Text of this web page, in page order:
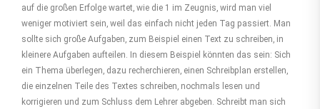
auf die großen Erfolge wartet, wie die 1 im Zeugnis, wird man viel
weniger motiviert sein, weil das einfach nicht jeden Tag passiert. Man
sollte sich große Aufgaben, zum Beispiel einen Text zu schreiben, in
kleinere Aufgaben aufteilen. In diesem Beispiel könnten das sein: Sich
ein Thema überlegen, dazu recherchieren, einen Schreibplan erstellen,
die einzelnen Teile des Textes schreiben, nochmals lesen und
korrigieren und zum Schluss dem Lehrer abgeben. Schreibt man sich